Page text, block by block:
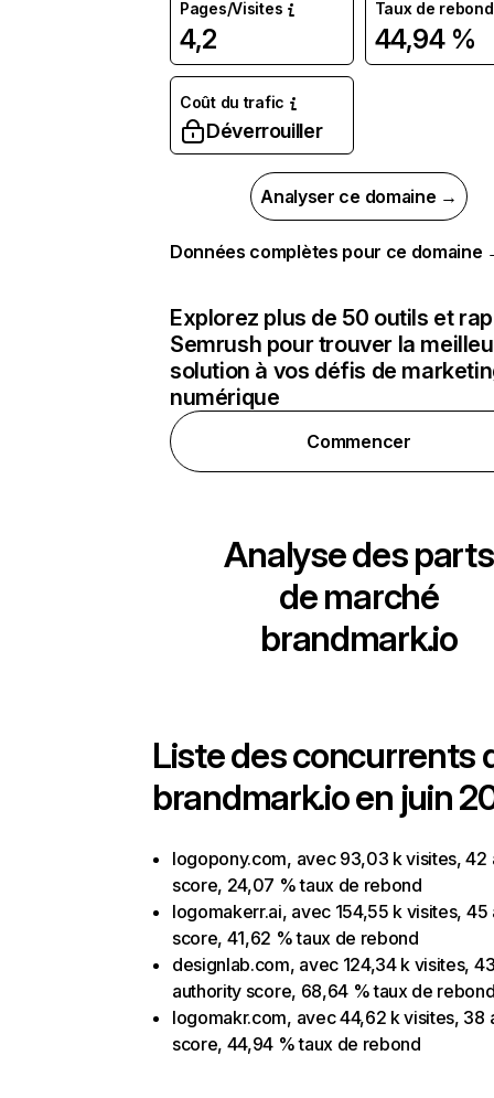
Pages/Visites
4,2
Taux de rebond
44,94 %
Coût du trafic
Déverrouiller
Analyser ce domaine →
Données complètes pour ce domaine
Explorez plus de 50 outils et
Semrush pour trouver la
solution à vos défis de
numérique
Commencer
Analyse des parts
de marché
brandmark.io
Liste des concurrents
brandmark.io en juin
logopony.com, avec 93,03 k visites, 42
score, 24,07 % taux de rebond
logomakerr.ai, avec 154,55 k visites, 45
score, 41,62 % taux de rebond
designlab.com, avec 124,34 k visites,
authority score, 68,64 % taux de
logomakr.com, avec 44,62 k visites, 38
score, 44,94 % taux de rebond